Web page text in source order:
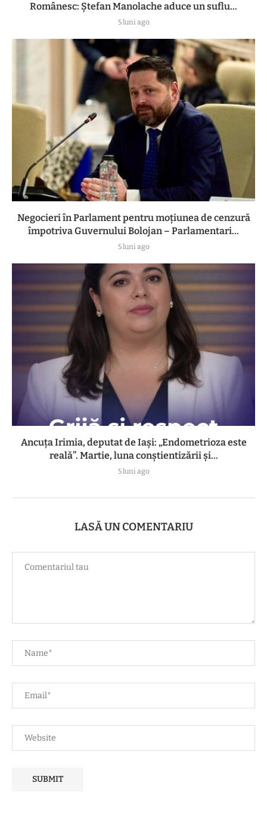
Românesc: Ștefan Manolache aduce un suflu...
5 luni ago
Negocieri în Parlament pentru moțiunea de cenzură
împotriva Guvernului Bolojan – Parlamentari...
5 luni ago
Ancuța Irimia, deputat de Iași: „Endometrioza este
reală”. Martie, luna conștientizării și...
5 luni ago
LASĂ UN COMENTARIU